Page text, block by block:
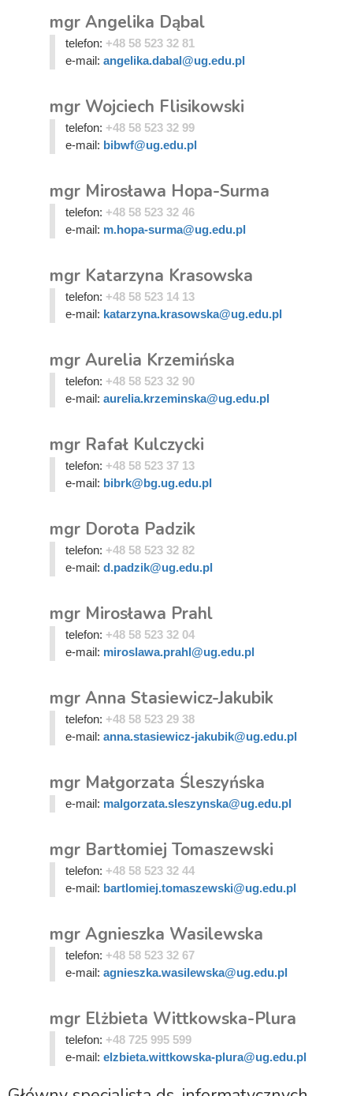
mgr Angelika Dąbal
telefon: +48 58 523 32 81
e-mail: angelika.dabal@ug.edu.pl
mgr Wojciech Flisikowski
telefon: +48 58 523 32 99
e-mail: bibwf@ug.edu.pl
mgr Mirosława Hopa-Surma
telefon: +48 58 523 32 46
e-mail: m.hopa-surma@ug.edu.pl
mgr Katarzyna Krasowska
telefon: +48 58 523 14 13
e-mail: katarzyna.krasowska@ug.edu.pl
mgr Aurelia Krzemińska
telefon: +48 58 523 32 90
e-mail: aurelia.krzeminska@ug.edu.pl
mgr Rafał Kulczycki
telefon: +48 58 523 37 13
e-mail: bibrk@bg.ug.edu.pl
mgr Dorota Padzik
telefon: +48 58 523 32 82
e-mail: d.padzik@ug.edu.pl
mgr Mirosława Prahl
telefon: +48 58 523 32 04
e-mail: miroslawa.prahl@ug.edu.pl
mgr Anna Stasiewicz-Jakubik
telefon: +48 58 523 29 38
e-mail: anna.stasiewicz-jakubik@ug.edu.pl
mgr Małgorzata Śleszyńska
e-mail: malgorzata.sleszynska@ug.edu.pl
mgr Bartłomiej Tomaszewski
telefon: +48 58 523 32 44
e-mail: bartlomiej.tomaszewski@ug.edu.pl
mgr Agnieszka Wasilewska
telefon: +48 58 523 32 67
e-mail: agnieszka.wasilewska@ug.edu.pl
mgr Elżbieta Wittkowska-Plura
telefon: +48 725 995 599
e-mail: elzbieta.wittkowska-plura@ug.edu.pl